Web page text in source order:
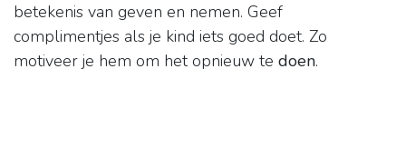
betekenis van geven en nemen. Geef
complimentjes als je kind iets goed doet. Zo
motiveer je hem om het opnieuw te doen.